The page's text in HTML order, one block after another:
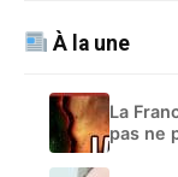
À la une
La
pas ne